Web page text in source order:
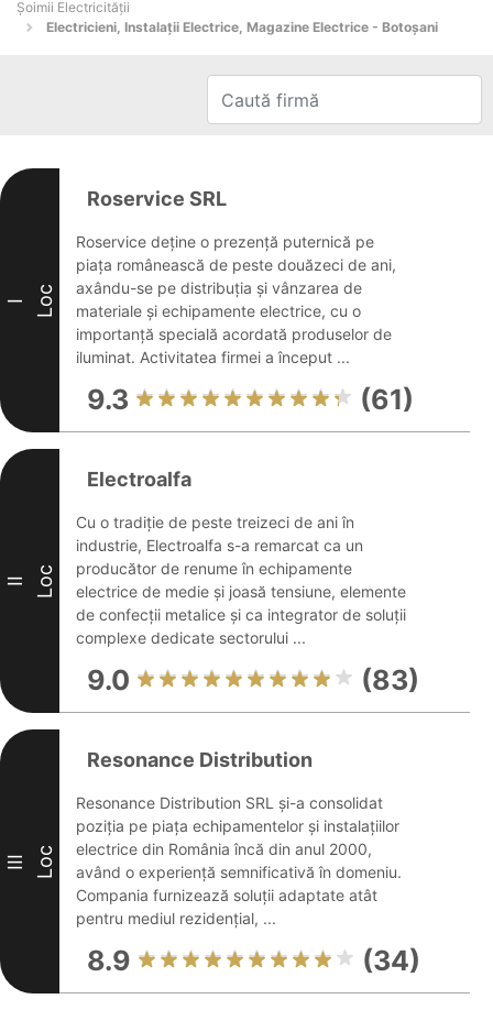
Șoimii Electricității
Electricieni, Instalații Electrice, Magazine Electrice - Botoşani
I Loc
Roservice SRL
Roservice deține o prezență puternică pe
piața românească de peste douăzeci de ani,
axându-se pe distribuția și vânzarea de
materiale și echipamente electrice, cu o
importanță specială acordată produselor de
iluminat. Activitatea firmei a început ...
9.3 (61)
II Loc
Electroalfa
Cu o tradiție de peste treizeci de ani în
industrie, Electroalfa s-a remarcat ca un
producător de renume în echipamente
electrice de medie și joasă tensiune, elemente
de confecții metalice și ca integrator de soluții
complexe dedicate sectorului ...
9.0 (83)
III Loc
Resonance Distribution
Resonance Distribution SRL și-a consolidat
poziția pe piața echipamentelor și instalațiilor
electrice din România încă din anul 2000,
având o experiență semnificativă în domeniu.
Compania furnizează soluții adaptate atât
pentru mediul rezidențial, ...
8.9 (34)